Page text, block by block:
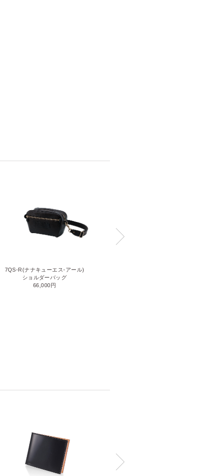
7QS-R(ナナキューエス-アール)
ショルダーバッグ
66,000円